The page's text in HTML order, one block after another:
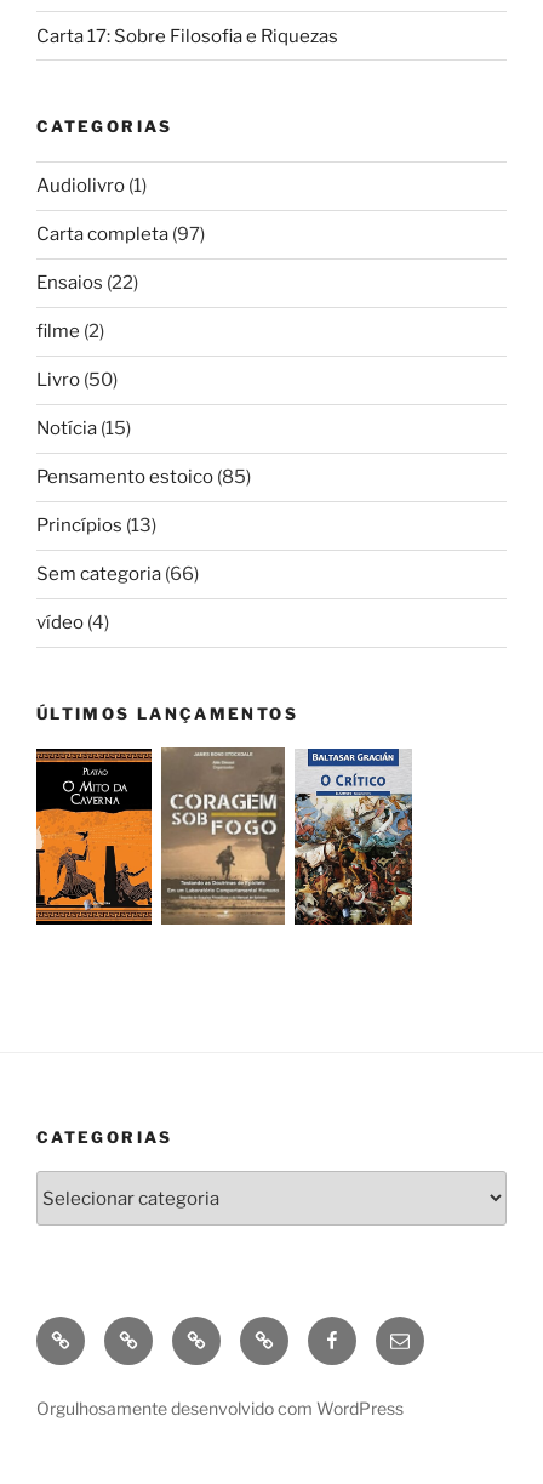
Carta 17: Sobre Filosofia e Riquezas
CATEGORIAS
Audiolivro (1)
Carta completa (97)
Ensaios (22)
filme (2)
Livro (50)
Notícia (15)
Pensamento estoico (85)
Princípios (13)
Sem categoria (66)
vídeo (4)
ÚLTIMOS LANÇAMENTOS
CATEGORIAS
GooglePlayAmazonKobo Apple Facebookenviar
e-
Orgulhosamente desenvolvido com WordPress